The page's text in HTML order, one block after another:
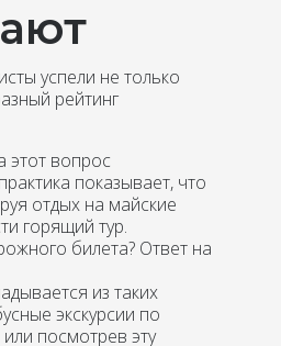
успели не только
рейтинг
этот вопрос
показывает, что
отдых на майские
горящий тур.
билета? Ответ на
из таких
экскурсии по
посмотрев эту